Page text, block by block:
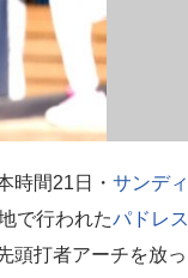
時間21日・ サンディ
で行われたパドレス
頭打者アーチを放っ